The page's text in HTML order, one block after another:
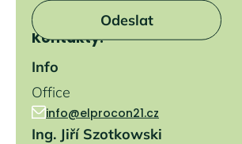
Kontakty:
Info
Office
info@elprocon21.cz
Ing. Jiří Szotkowski
Odeslat